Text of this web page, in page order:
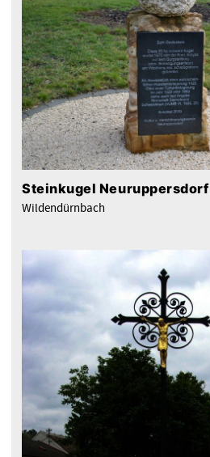
Steinkugel Neuruppersdorf
Wildendürnbach